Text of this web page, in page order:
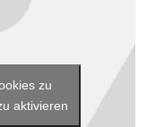
zu
aktivieren